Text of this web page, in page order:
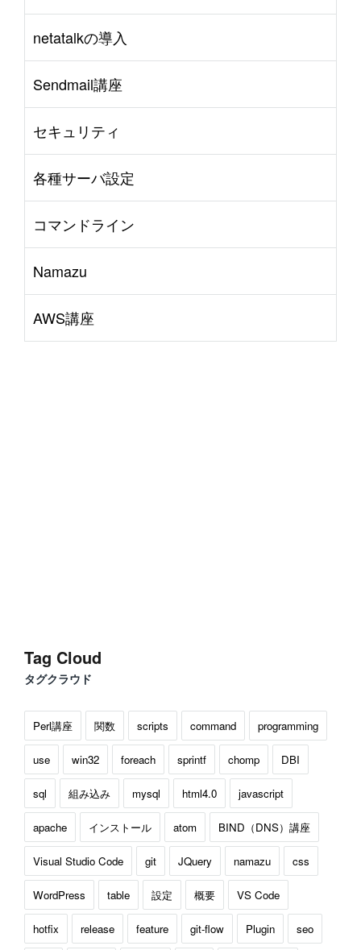
netatalkの導入
Sendmail講座
セキュリティ
各種サーバ設定
コマンドライン
Namazu
AWS講座
Tag Cloud
タグクラウド
Perl講座 関数 scripts command programming
use win32 foreach sprintf chomp DBI
sql 組み込み mysql html4.0 javascript
apache インストール atom BIND（DNS）講座
Visual Studio Code git JQuery namazu css
WordPress table 設定 概要 VS Code
hotfix release feature git-flow Plugin seo